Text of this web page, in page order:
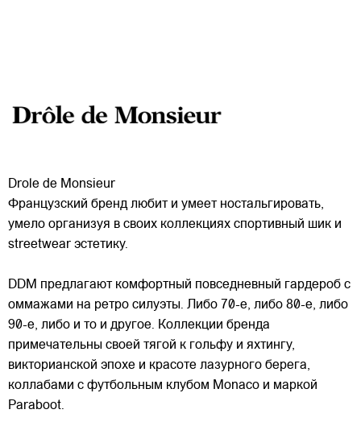
Drole de Monsieur
Французский бренд любит и умеет ностальгировать,
умело организуя в своих коллекциях спортивный шик и
streetwear эстетику.
DDM предлагают комфортный повседневный гардероб с
оммажами на ретро силуэты. Либо 70-е, либо 80-е, либо
90-е, либо и то и другое. Коллекции бренда
примечательны своей тягой к гольфу и яхтингу,
викторианской эпохе и красоте лазурного берега,
коллабами с футбольным клубом Monaco и маркой
Paraboot.